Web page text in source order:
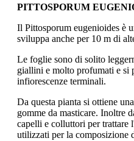
PITTOSPORUM
Il Pittosporum eugenioides è
sviluppa anche per 10 m di
Le foglie sono di solito
giallini e molto profumati e si
infiorescenze terminali.
Da questa pianta si ottiene
gomme da masticare. Inoltre
capelli e colluttori per
utilizzati per la composizione